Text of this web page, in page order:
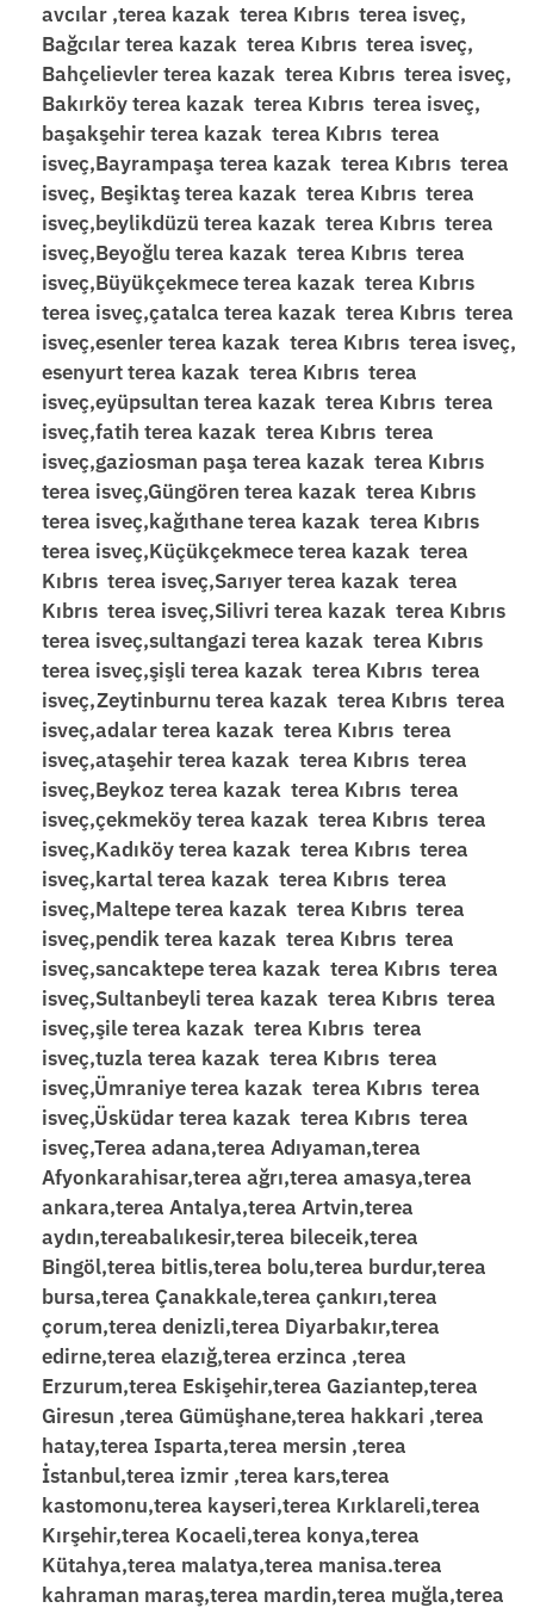
avcılar ,terea kazak terea Kıbrıs terea isveç,
Bağcılar terea kazak terea Kıbrıs terea isveç,
Bahçelievler terea kazak terea Kıbrıs terea isveç,
Bakırköy terea kazak terea Kıbrıs terea isveç,
başakşehir terea kazak terea Kıbrıs terea
isveç,Bayrampaşa terea kazak terea Kıbrıs terea
isveç, Beşiktaş terea kazak terea Kıbrıs terea
isveç,beylikdüzü terea kazak terea Kıbrıs terea
isveç,Beyoğlu terea kazak terea Kıbrıs terea
isveç,Büyükçekmece terea kazak terea Kıbrıs
terea isveç,çatalca terea kazak terea Kıbrıs terea
isveç,esenler terea kazak terea Kıbrıs terea isveç,
esenyurt terea kazak terea Kıbrıs terea
isveç,eyüpsultan terea kazak terea Kıbrıs terea
isveç,fatih terea kazak terea Kıbrıs terea
isveç,gaziosman paşa terea kazak terea Kıbrıs
terea isveç,Güngören terea kazak terea Kıbrıs
terea isveç,kağıthane terea kazak terea Kıbrıs
terea isveç,Küçükçekmece terea kazak terea
Kıbrıs terea isveç,Sarıyer terea kazak terea
Kıbrıs terea isveç,Silivri terea kazak terea Kıbrıs
terea isveç,sultangazi terea kazak terea Kıbrıs
terea isveç,şişli terea kazak terea Kıbrıs terea
isveç,Zeytinburnu terea kazak terea Kıbrıs terea
isveç,adalar terea kazak terea Kıbrıs terea
isveç,ataşehir terea kazak terea Kıbrıs terea
isveç,Beykoz terea kazak terea Kıbrıs terea
isveç,çekmeköy terea kazak terea Kıbrıs terea
isveç,Kadıköy terea kazak terea Kıbrıs terea
isveç,kartal terea kazak terea Kıbrıs terea
isveç,Maltepe terea kazak terea Kıbrıs terea
isveç,pendik terea kazak terea Kıbrıs terea
isveç,sancaktepe terea kazak terea Kıbrıs terea
isveç,Sultanbeyli terea kazak terea Kıbrıs terea
isveç,şile terea kazak terea Kıbrıs terea
isveç,tuzla terea kazak terea Kıbrıs terea
isveç,Ümraniye terea kazak terea Kıbrıs terea
isveç,Üsküdar terea kazak terea Kıbrıs terea
isveç,Terea adana,terea Adıyaman,terea
Afyonkarahisar,terea ağrı,terea amasya,terea
ankara,terea Antalya,terea Artvin,terea
aydın,tereabalıkesir,terea bileceik,terea
Bingöl,terea bitlis,terea bolu,terea burdur,terea
bursa,terea Çanakkale,terea çankırı,terea
çorum,terea denizli,terea Diyarbakır,terea
edirne,terea elazığ,terea erzinca ,terea
Erzurum,terea Eskişehir,terea Gaziantep,terea
Giresun ,terea Gümüşhane,terea hakkari ,terea
hatay,terea Isparta,terea mersin ,terea
İstanbul,terea izmir ,terea kars,terea
kastomonu,terea kayseri,terea Kırklareli,terea
Kırşehir,terea Kocaeli,terea konya,terea
Kütahya,terea malatya,terea manisa.terea
kahraman maraş,terea mardin,terea muğla,terea